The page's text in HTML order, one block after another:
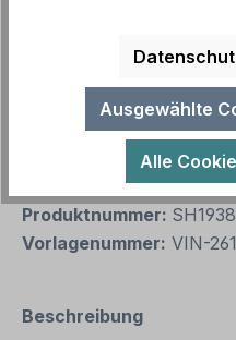
Aufgrund von
Produkt Anzahl:
1
Produktnummer:
Vorlagenummer: VIN-
Beschreibung
Ausgewählte
Alle